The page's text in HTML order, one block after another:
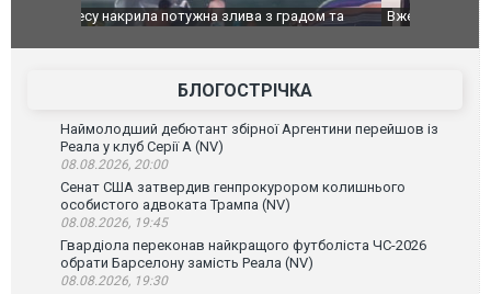
Вже вивели на тести: Ferrari готує оновлення
Вийшов
фільму
БЛОГОСТРІЧКА
Наймолодший дебютант збірної Аргентини перейшов із
Реала у клуб Серії А (NV)
08.08.2026, 20:00
Сенат США затвердив генпрокурором колишнього
особистого адвоката Трампа (NV)
08.08.2026, 19:45
Гвардіола переконав найкращого футболіста ЧС-2026
обрати Барселону замість Реала (NV)
08.08.2026, 19:30